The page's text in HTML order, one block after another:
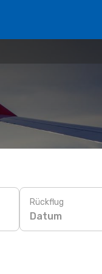
Rückflug
Datum